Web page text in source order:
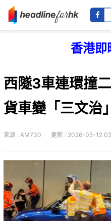
香港即
西隧3車連環撞
貨車變「三文治
來源 : AM730 更新 : 2026-05-12